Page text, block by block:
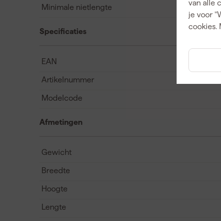
van alle
je voor
cookies.
Minimale nietlengte
Specificaties
EAN
Artikelnummer
Modelcode
Afmetingen
Gewicht
Breedte
Hoogte
Lengte